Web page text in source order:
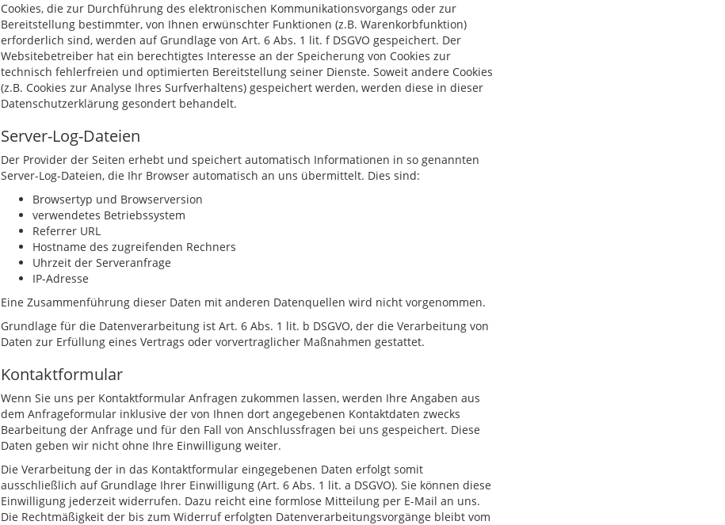
Cookies, die zur Durchführung des elektronischen Kommunikationsvorgangs oder zur
Bereitstellung bestimmter, von Ihnen erwünschter Funktionen (z.B. Warenkorbfunktion)
erforderlich sind, werden auf Grundlage von Art. 6 Abs. 1 lit. f DSGVO gespeichert. Der
Websitebetreiber hat ein berechtigtes Interesse an der Speicherung von Cookies zur
technisch fehlerfreien und optimierten Bereitstellung seiner Dienste. Soweit andere Cookies
(z.B. Cookies zur Analyse Ihres Surfverhaltens) gespeichert werden, werden diese in dieser
Datenschutzerklärung gesondert behandelt.
Server-Log-Dateien
Der Provider der Seiten erhebt und speichert automatisch Informationen in so genannten
Server-Log-Dateien, die Ihr Browser automatisch an uns übermittelt. Dies sind:
Browsertyp und Browserversion
verwendetes Betriebssystem
Referrer URL
Hostname des zugreifenden Rechners
Uhrzeit der Serveranfrage
IP-Adresse
Eine Zusammenführung dieser Daten mit anderen Datenquellen wird nicht vorgenommen.
Grundlage für die Datenverarbeitung ist Art. 6 Abs. 1 lit. b DSGVO, der die Verarbeitung von
Daten zur Erfüllung eines Vertrags oder vorvertraglicher Maßnahmen gestattet.
Kontaktformular
Wenn Sie uns per Kontaktformular Anfragen zukommen lassen, werden Ihre Angaben aus
dem Anfrageformular inklusive der von Ihnen dort angegebenen Kontaktdaten zwecks
Bearbeitung der Anfrage und für den Fall von Anschlussfragen bei uns gespeichert. Diese
Daten geben wir nicht ohne Ihre Einwilligung weiter.
Die Verarbeitung der in das Kontaktformular eingegebenen Daten erfolgt somit
ausschließlich auf Grundlage Ihrer Einwilligung (Art. 6 Abs. 1 lit. a DSGVO). Sie können diese
Einwilligung jederzeit widerrufen. Dazu reicht eine formlose Mitteilung per E-Mail an uns.
Die Rechtmäßigkeit der bis zum Widerruf erfolgten Datenverarbeitungsvorgänge bleibt vom